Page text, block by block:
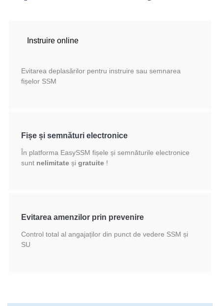
Instruire online
Evitarea deplasărilor pentru instruire sau semnarea
fișelor SSM
Fișe și semnături electronice
În platforma EasySSM fișele și semnăturile electronice
sunt nelimitate și gratuite !
Evitarea amenzilor prin prevenire
Control total al angajaților din punct de vedere SSM și
SU